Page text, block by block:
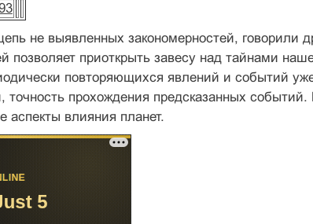
не выявленных закономерностей,
позволяет приоткрыть завесу над тайнами
повторяющихся явлений и событий
точность прохождения предсказанных
аспекты влияния планет.